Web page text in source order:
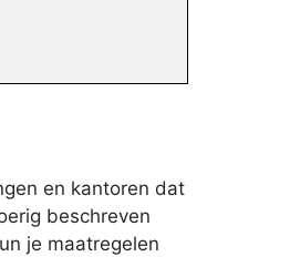
en kantoren dat
beschreven
je maatregelen